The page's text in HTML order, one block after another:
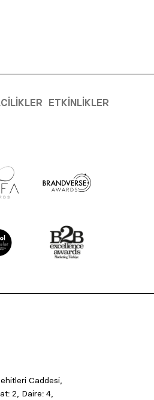
ETKINLIKLER
Caddesi,
2, Daire: 4,